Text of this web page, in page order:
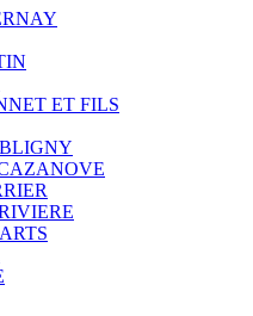
ET FILS